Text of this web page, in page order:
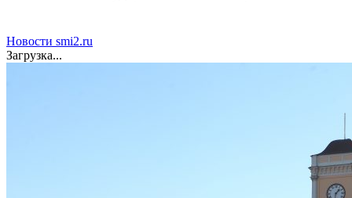
Новости smi2.ru
Загрузка...